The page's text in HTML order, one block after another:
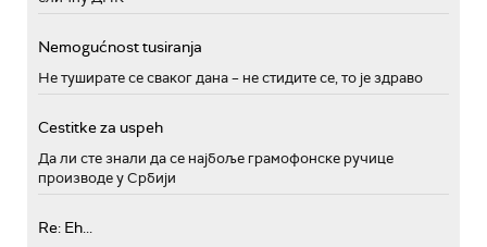
Nemogućnost tusiranja
Не туширате се сваког дана – не стидите се, то је здраво
Cestitke za uspeh
Да ли сте знали да се најбоље грамофонске ручице
производе у Србији
Re: Eh...